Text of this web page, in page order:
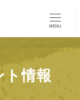
MENU
ト情報